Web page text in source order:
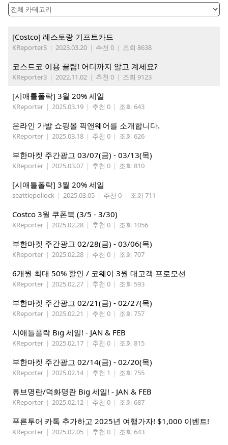
[Costco] 레스토랑 기프트카드
KReporter3 | 2023.03.20 | 추천 0 | 조회 8638
코스트코 이용 꿀팁! 어디까지 알고 계세요?
KReporter3 | 2022.11.02 | 추천 0 | 조회 9123
[시애틀폴락] 3월 20% 세일
KReporter | 2025.03.19 | 추천 0 | 조회 643
온라인 가발 쇼핑몰 픽앤웨어를 소개합니다.
KReporter | 2025.03.18 | 추천 0 | 조회 626
부한마켓 주간광고 03/07(금) - 03/13(목)
KReporter | 2025.03.07 | 추천 0 | 조회 810
[시애틀폴락] 3월 20% 세일
seattlepollock | 2025.03.05 | 추천 0 | 조회 711
Costco 3월 쿠폰북 (3/5 - 3/30)
KReporter | 2025.02.28 | 추천 0 | 조회 1056
부한마켓 주간광고 02/28(금) - 03/06(목)
KReporter | 2025.02.28 | 추천 0 | 조회 707
6개월 최대 50% 할인 / 코웨이 3월 대고객 프로모션
KReporter | 2025.02.27 | 추천 0 | 조회 593
부한마켓 주간광고 02/21(금) - 02/27(목)
KReporter | 2025.02.21 | 추천 0 | 조회 757
시애틀폴락 Big 세일! - JAN & FEB
KReporter | 2025.02.17 | 추천 0 | 조회 815
부한마켓 주간광고 02/14(금) - 02/20(목)
KReporter | 2025.02.14 | 추천 1 | 조회 755
튜브명란/덕화명란 Big 세일! - JAN & FEB
KReporter | 2025.02.12 | 추천 0 | 조회 687
푸른투어 카톡 추가하고 2025년 여행가자! $1,000 이벤트!
KReporter | 2025.02.05 | 추천 0 | 조회 643